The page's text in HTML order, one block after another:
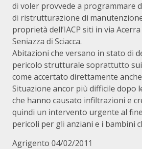
di voler provvede a programmare
di ristrutturazione di
proprietà dell’IACP siti in via
Seniazza di Sciacca.
Abitazioni che versano in stato di
pericolo strutturale soprattutto
come accertato direttamente
Situazione ancor più difficile dopo
che hanno causato infiltrazioni e
quindi un intervento urgente al
pericoli per gli anziani e i bambini
Agrigento 04/02/2011